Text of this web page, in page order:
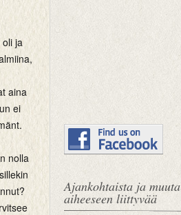
oli ja
aina
ei
nolla
Ajankohtaista ja muuta
aiheeseen liittyvää